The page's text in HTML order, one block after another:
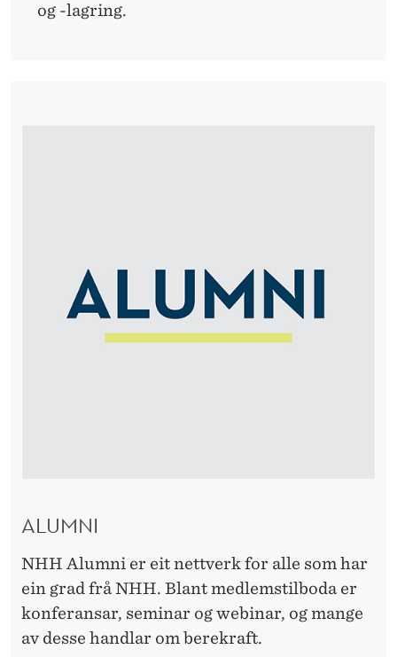
og -lagring.
ALUMNI
NHH Alumni er eit nettverk for alle som har
ein grad frå NHH. Blant medlemstilboda er
konferansar, seminar og webinar, og mange
av desse handlar om berekraft.